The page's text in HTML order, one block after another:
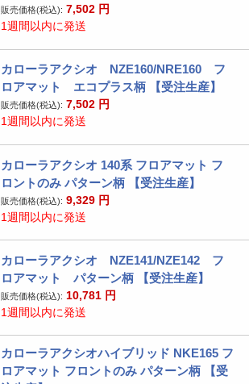
販売価格(税込): 7,502 円
1週間以内に発送
カローラアクシオ NZE160/NRE160 フ
ロアマット エコプラス柄 【受注生産】
販売価格(税込): 7,502 円
1週間以内に発送
カローラアクシオ 140系 フロアマット フ
ロントのみ パターン柄 【受注生産】
販売価格(税込): 9,329 円
1週間以内に発送
カローラアクシオ NZE141/NZE142 フ
ロアマット パターン柄 【受注生産】
販売価格(税込): 10,781 円
1週間以内に発送
カローラアクシオハイブリッド NKE165 フ
ロアマット フロントのみ パターン柄 【受